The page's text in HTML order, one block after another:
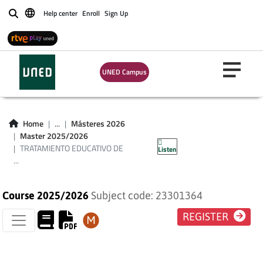
BuscarHelp center Enroll Sign Up
UNED Campus
Home ...
Másteres 2026
Master 2025/2026
TRATAMIENTO EDUCATIVO DE
...
Listen
TRATAMIENTO
EDUCATIVO DE
NECESIDADES
ESPECIALES DE
TIPO INTELECTUAL
Course 2025/2026 Subject code: 23301364
REGISTER